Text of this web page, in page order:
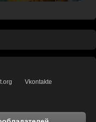
Vkontakte